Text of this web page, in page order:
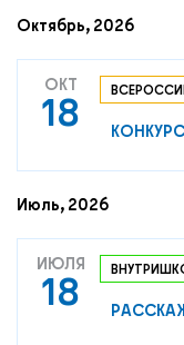
Октябрь, 2026
ОКТ
18
Июль, 2026
ИЮЛЯ
18